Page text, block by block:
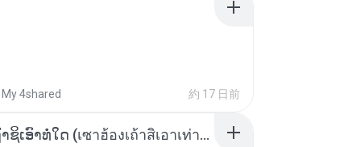
My 4shared 約 17 日前
ເຊົາຮ້ອງເຖົ້າຊິເອົາທໍ່ໃດ (เซาฮ้องเถ้าสิเอาเท่าใด) ບຸນເກີດ ຫນູຫ່ວງ ft. ໂສພາ ຈຸນທະລາ